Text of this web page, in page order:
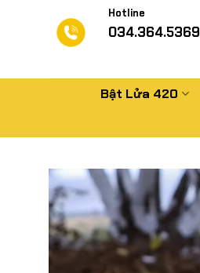
Hotline
034.364.5369
Bật Lửa 420